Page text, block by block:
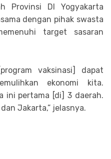
Provinsi DI Yogyakarta
dengan pihak swasta
target sasaran
vaksinasi] dapat
ekonomi kita.
ini pertama [di] 3 daerah.
Jakarta,” jelasnya.